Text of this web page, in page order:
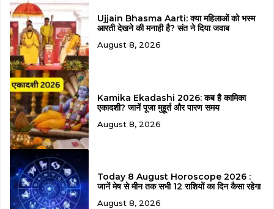
Ujjain Bhasma Aarti: क्या महिलाओं को भस्म
आरती देखने की मनाही है? संत ने दिया जवाब
August 8, 2026
Kamika Ekadashi 2026: कब है कामिका
एकादशी? जानें पूजा मुहूर्त और पारण समय
August 8, 2026
Today 8 August Horoscope 2026 :
जानें मेष से मीन तक सभी 12 राशियों का दिन कैसा रहेगा
August 8, 2026